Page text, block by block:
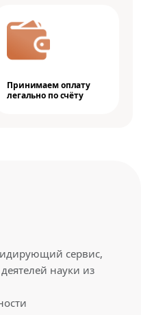
Принимаем оплату
легально по счёту
сервис,
науки из